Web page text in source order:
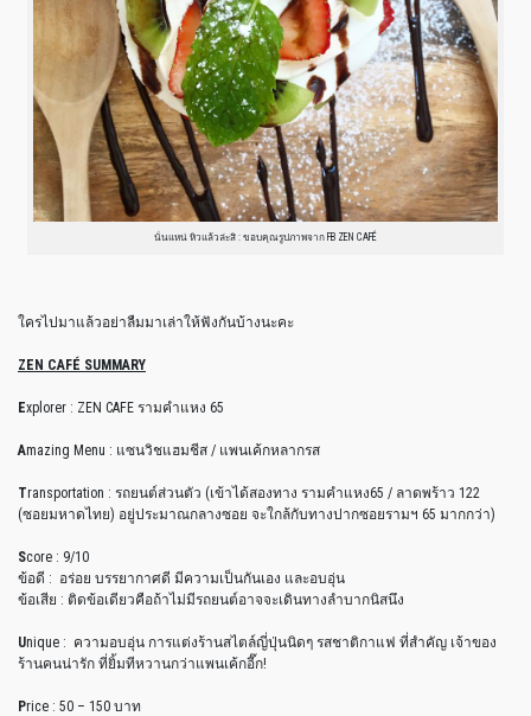
นั่นแหน่ หิวแล้วล่ะสิ : ขอบคุณรูปภาพจาก FB ZEN CAFÉ
ใครไปมาแล้วอย่าลืมมาเล่าให้ฟังกันบ้างนะคะ
ZEN CAFÉ SUMMARY
Explorer : ZEN CAFE รามคำแหง 65
Amazing Menu : แซนวิชแฮมชีส / แพนเค้กหลากรส
Transportation : รถยนต์ส่วนตัว (เข้าได้สองทาง รามคำแหง65 / ลาดพร้าว 122
(ซอยมหาดไทย) อยู่ประมาณกลางซอย จะใกล้กับทางปากซอยรามฯ 65 มากกว่า)
Score : 9/10
ข้อดี : อร่อย บรรยากาศดี มีความเป็นกันเอง และอบอุ่น
ข้อเสีย : ติดข้อเดียวคือถ้าไม่มีรถยนต์อาจจะเดินทางลำบากนิสนึง
Unique : ความอบอุ่น การแต่งร้านสไตล์ญี่ปุ่นนิดๆ รสชาติกาแฟ ที่สำคัญ เจ้าของ
ร้านคนน่ารัก ที่ยิ้มทีหวานกว่าแพนเค้กอี๊ก!
Price : 50 – 150 บาท